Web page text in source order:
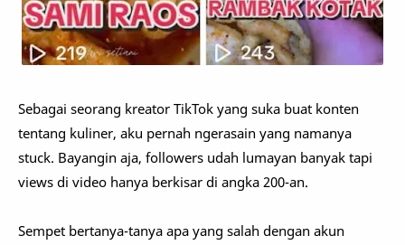
Sebagai seorang kreator TikTok yang suka buat konten
tentang kuliner, aku pernah ngerasain yang namanya
stuck. Bayangin aja, followers udah lumayan banyak tapi
views di video hanya berkisar di angka 200-an.
Sempet bertanya-tanya apa yang salah dengan akun